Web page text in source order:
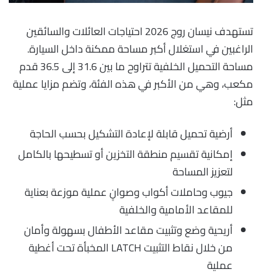
تستهدف نيسان روج 2026 احتياجات العائلات والسائقين
الراغبين في استغلال أكبر مساحة ممكنة داخل السيارة.
مساحة التحميل الخلفية تتراوح ما بين 31.6 إلى 36.5 قدم
مكعب، وهي من الأكبر في هذه الفئة، وتضم مزايا عملية
مثل:
أرضية تحميل قابلة لإعادة التشكيل بحسب الحاجة
إمكانية تقسيم منطقة التخزين أو تسطيحها بالكامل
لتعزيز المساحة
جيوب وحاملات أكواب وصوانٍ عملية موزعة بعناية
للمقاعد الأمامية والخلفية
أريحية وضع وتثبيت مقاعد الأطفال بسهولة وأمان
من خلال نقاط التثبيت LATCH المخبأة تحت أغطية
عملية